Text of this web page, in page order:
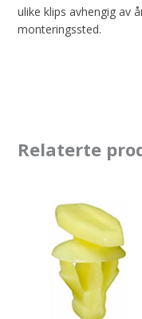
ulike klips avhengig av
monteringssted.
Relaterte
Karosseriklips
Honda/Ford
Weatherstrip